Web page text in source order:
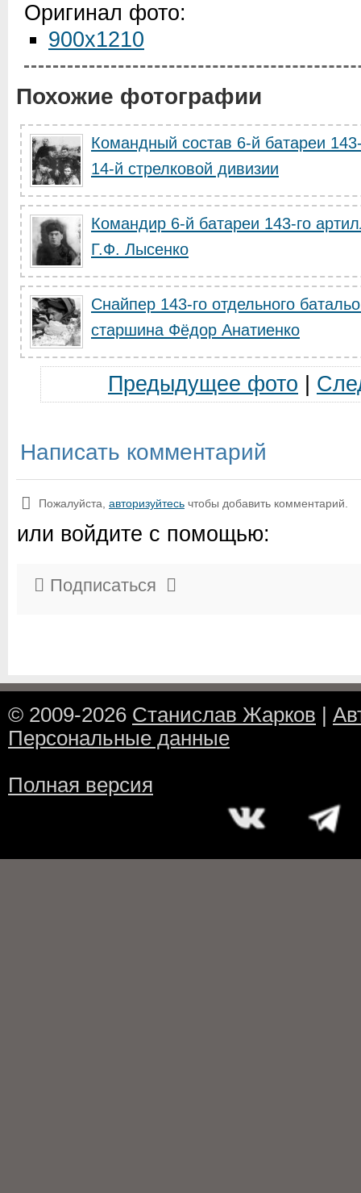
Оригинал фото:
900x1210
Похожие фотографии
Командный состав 6-й батареи
14-й стрелковой дивизии
Командир 6-й батареи 143-го
Г.Ф. Лысенко
Снайпер 143-го отдельного
старшина Фёдор Анатиенко
Предыдущее фото
Написать комментарий
Пожалуйста, авторизуйтесь чтобы добавить комментарий.
или войдите с помощью:
Подписаться
© 2009-2026 Станислав Жарков
Персональные данные
Полная версия